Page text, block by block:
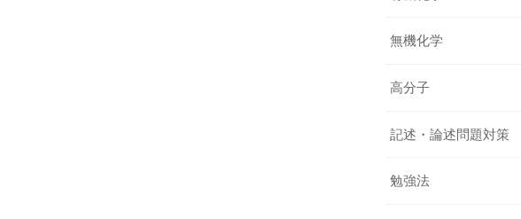
無機化学
高分子
記述・論述問題対策
勉強法